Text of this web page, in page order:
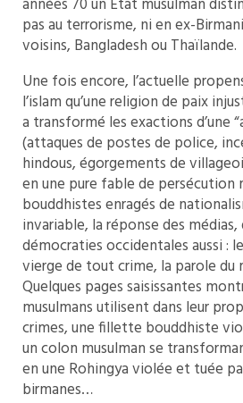
années 70 un État musulman
pas au terrorisme, ni en ex-
voisins, Bangladesh ou Thaïlande.
Une fois encore, l’actuelle
l’islam qu’une religion de paix
a transformé les exactions d’une
(attaques de postes de police,
hindous, égorgements de
en une pure fable de persécution
bouddhistes enragés de
invariable, la réponse des médias,
démocraties occidentales aussi :
vierge de tout crime, la parole du
Quelques pages saisissantes
musulmans utilisent dans leur
crimes, une fillette bouddhiste
un colon musulman se
en une Rohingya violée et tuée
birmanes…